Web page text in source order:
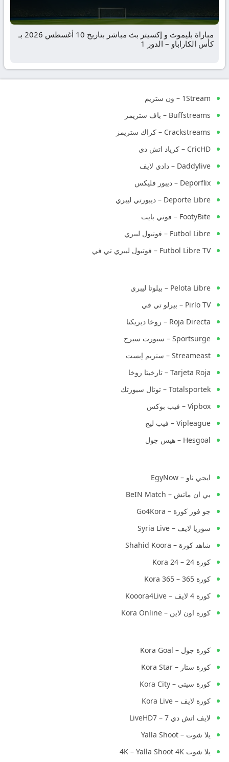
مباراة بليموث و إكسيتر بث مباشر بتاريخ 10 أغسطس 2026 بـ
كأس الكاراباو – الدور 1
1Stream – ون ستريم
Buffstreams – باف ستريمز
Crackstreams – كراك ستريمز
CricHD – كرياد اتش دي
Daddylive – دادي لايف
Deporflix – ديبور فليكس
Deporte Libre – ديبورتي ليبري
FootyBite – فوتي بايت
Futbol Libre – فوتبول ليبري
Futbol Libre TV – فوتبول ليبري تي في
Pelota Libre – بيلوتا ليبري
Pirlo TV – بيرلو تي في
Roja Directa – روخا ديريكتا
Sportsurge – سبورت سيرج
Streameast – ستريم إيست
Tarjeta Roja – تارخيتا روخا
Totalsportek – توتال سبورتك
Vipbox – فيب بوكس
Vipleague – فيب ليج
Hesgoal – هيس جول
ايجي ناو – EgyNow
بي ان ماتش – BeIN Match
جو فور كورة – Go4Kora
سوريا لايف – Syria Live
شاهد كورة – Shahid Koora
كورة 24 – Kora 24
كورة 365 – Kora 365
كورة 4 لايف – Kooora4Live
كورة اون لاين – Kora Online
كورة جول – Kora Goal
كورة ستار – Kora Star
كورة سيتي – Kora City
كورة لايف – Kora Live
لايف اتش دي 7 – LiveHD7
يلا شوت – Yalla Shoot
يلا شوت 4K – Yalla Shoot 4K